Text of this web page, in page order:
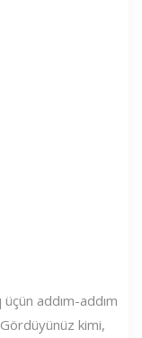
üçün addım-addım
kimi,